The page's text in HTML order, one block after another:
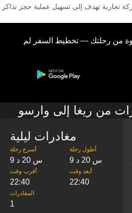
تجارية تهدف إلى تسهيل عملية حجز تذاكر
من رحلتك — تخطيط السفر لم
من ريغا إلى وارسو
مغادرات ليلية
‎أسرع رحلة
9 س 20 د
‎أطول رحلة
9 س 20 د
‎أقرب وقت
22:40
‎أبعد وقت
22:40
‎المغادرات
1